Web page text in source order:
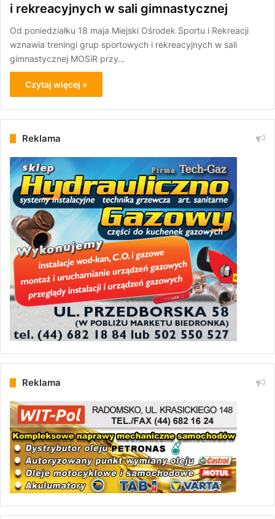
i rekreacyjnych w sali gimnastycznej
Od poniedziałku 18 maja Miejski Ośrodek Sportu i Rekreacji
wznawia treningi grup sportowych i rekreacyjnych w sali
gimnastycznej MOSiR przy…
Czytaj więcej »
Reklama
Reklama